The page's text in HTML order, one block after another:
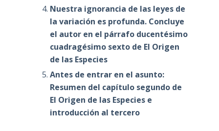
Nuestra ignorancia de las leyes de
la variación es profunda. Concluye
el autor en el párrafo ducentésimo
cuadragésimo sexto de El Origen
de las Especies
Antes de entrar en el asunto:
Resumen del capítulo segundo de
El Origen de las Especies e
introducción al tercero